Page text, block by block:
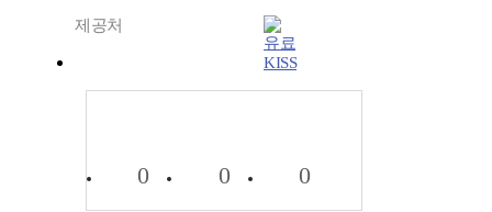
제공처
KISS
0 0 0